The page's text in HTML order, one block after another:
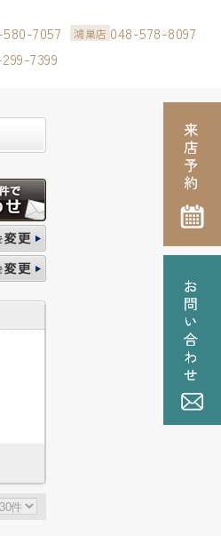
7057 鴻巣店 048-578-8097
7399